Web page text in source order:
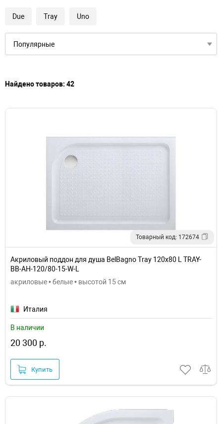
Due Tray Uno
Найдено товаров: 42
Товарный код: 172674
Акриловый поддон для душа BelBagno Tray 120x80 L TRAY-
BB-AH-120/80-15-W-L
акриловые • белые • высотой 15 см
Италия
В наличии
20 300 р.
Купить